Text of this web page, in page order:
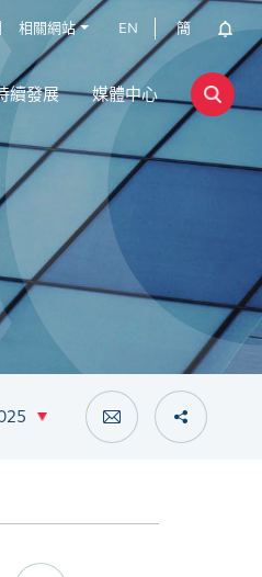
相關網站 EN 簡
續發展 媒體中心